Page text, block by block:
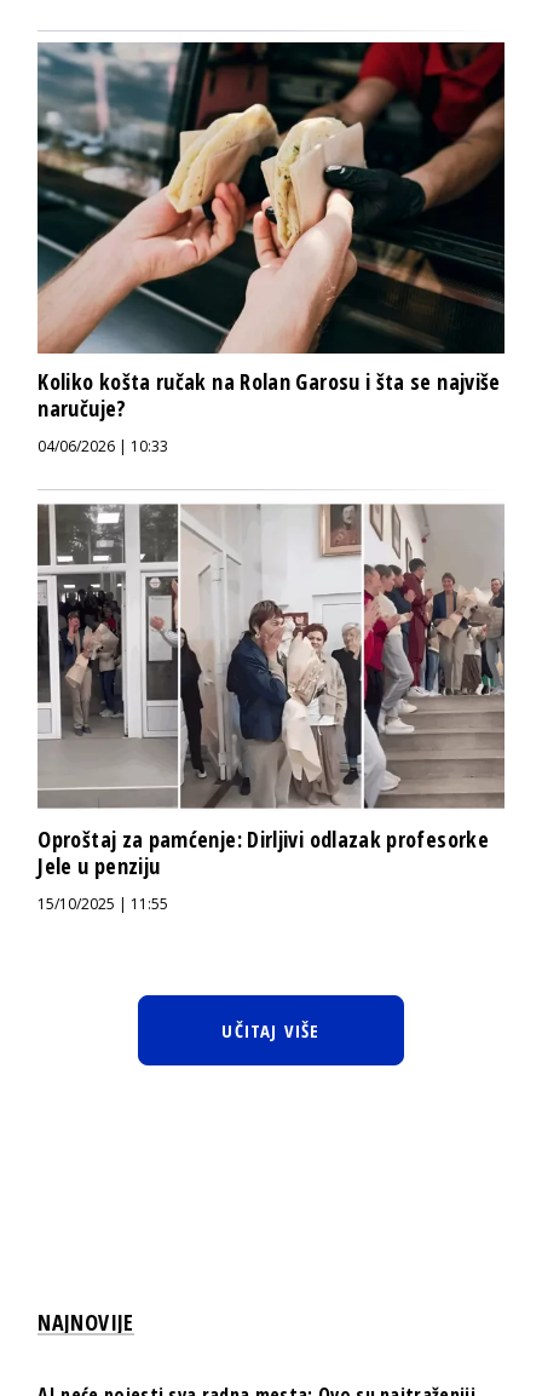
Koliko košta ručak na Rolan Garosu i šta se najviše
naručuje?
04/06/2026 | 10:33
Oproštaj za pamćenje: Dirljivi odlazak profesorke
Jele u penziju
15/10/2025 | 11:55
UČITAJ VIŠE
NAJNOVIJE